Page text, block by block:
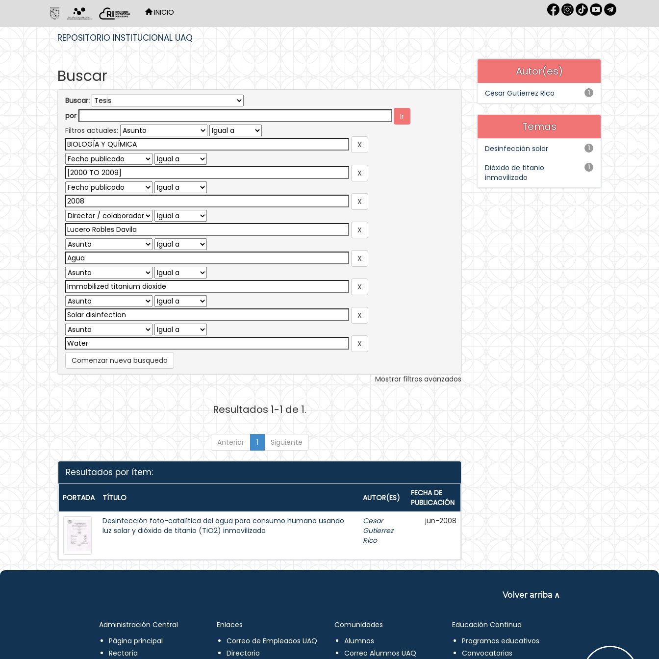
INICIO
REPOSITORIO INSTITUCIONAL UAQ
Buscar
Buscar:
por
Filtros actuales:
Comenzar nueva busqueda
Mostrar filtros avanzados
Resultados 1-1 de 1.
Anterior 1 Siguiente
Resultados por ítem:
PORTADA TÍTULO AUTOR(ES)
FECHA DE
PUBLICACIÓN
Desinfección foto-catalítica del agua para consumo humano usando
luz solar y dióxido de titanio (TiO2) inmovilizado
Cesar
Gutierrez
Rico
jun-2008
Autor(es)
1
Cesar Gutierrez Rico
Temas
1
Desinfección solar
1
Dióxido de titanio
inmovilizado
Volver arriba ∧
Administración Central
Página principal
Rectoría
Enlaces
Correo de Empleados UAQ
Directorio
Comunidades
Alumnos
Correo Alumnos UAQ
Educación Continua
Programas educativos
Convocatorias